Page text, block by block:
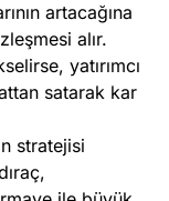
artacağına
alır.
yatırımcı
satarak kar
stratejisi